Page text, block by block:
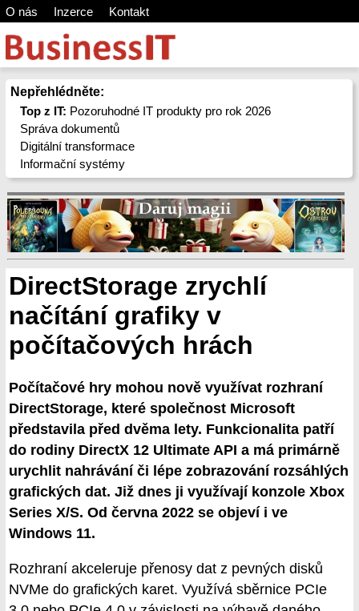
O nás Inzerce Kontakt
Nepřehlédněte:
Top z IT: Pozoruhodné IT produkty pro rok 2026
Správa dokumentů
Digitální transformace
Informační systémy
DirectStorage zrychlí
načítání grafiky v
počítačových hrách
Počítačové hry mohou nově využívat rozhraní
DirectStorage, které společnost Microsoft
představila před dvěma lety. Funkcionalita patří
do rodiny DirectX 12 Ultimate API a má primárně
urychlit nahrávání či lépe zobrazování rozsáhlých
grafických dat. Již dnes ji využívají konzole Xbox
Series X/S. Od června 2022 se objeví i ve
Windows 11.
Rozhraní akceleruje přenosy dat z pevných disků
NVMe do grafických karet. Využívá sběrnice PCIe